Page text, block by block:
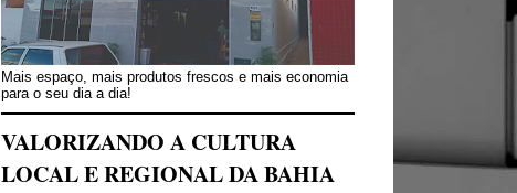
Mais espaço, mais produtos frescos e mais economia
para o seu dia a dia!
VALORIZANDO A CULTURA
LOCAL E REGIONAL DA BAHIA